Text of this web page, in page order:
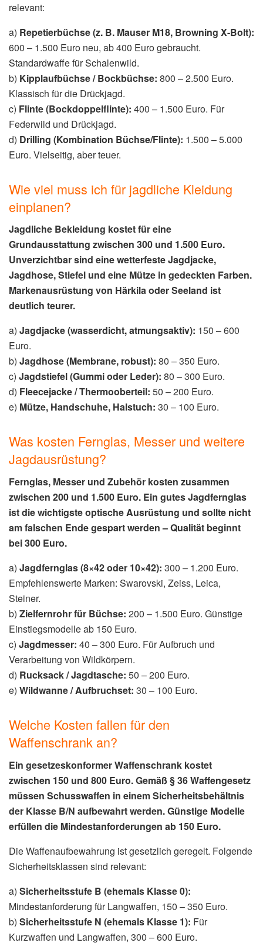
relevant:
a) Repetierbüchse (z. B. Mauser M18, Browning X-Bolt):
600 – 1.500 Euro neu, ab 400 Euro gebraucht.
Standardwaffe für Schalenwild.
b) Kipplaufbüchse / Bockbüchse: 800 – 2.500 Euro.
Klassisch für die Drückjagd.
c) Flinte (Bockdoppelflinte): 400 – 1.500 Euro. Für
Federwild und Drückjagd.
d) Drilling (Kombination Büchse/Flinte): 1.500 – 5.000
Euro. Vielseitig, aber teuer.
Wie viel muss ich für jagdliche Kleidung
einplanen?
Jagdliche Bekleidung kostet für eine
Grundausstattung zwischen 300 und 1.500 Euro.
Unverzichtbar sind eine wetterfeste Jagdjacke,
Jagdhose, Stiefel und eine Mütze in gedeckten Farben.
Markenausrüstung von Härkila oder Seeland ist
deutlich teurer.
a) Jagdjacke (wasserdicht, atmungsaktiv): 150 – 600
Euro.
b) Jagdhose (Membrane, robust): 80 – 350 Euro.
c) Jagdstiefel (Gummi oder Leder): 80 – 300 Euro.
d) Fleecejacke / Thermooberteil: 50 – 200 Euro.
e) Mütze, Handschuhe, Halstuch: 30 – 100 Euro.
Was kosten Fernglas, Messer und weitere
Jagdausrüstung?
Fernglas, Messer und Zubehör kosten zusammen
zwischen 200 und 1.500 Euro. Ein gutes Jagdfernglas
ist die wichtigste optische Ausrüstung und sollte nicht
am falschen Ende gespart werden – Qualität beginnt
bei 300 Euro.
a) Jagdfernglas (8×42 oder 10×42): 300 – 1.200 Euro.
Empfehlenswerte Marken: Swarovski, Zeiss, Leica,
Steiner.
b) Zielfernrohr für Büchse: 200 – 1.500 Euro. Günstige
Einstiegsmodelle ab 150 Euro.
c) Jagdmesser: 40 – 300 Euro. Für Aufbruch und
Verarbeitung von Wildkörpern.
d) Rucksack / Jagdtasche: 50 – 200 Euro.
e) Wildwanne / Aufbruchset: 30 – 100 Euro.
Welche Kosten fallen für den
Waffenschrank an?
Ein gesetzeskonformer Waffenschrank kostet
zwischen 150 und 800 Euro. Gemäß § 36 Waffengesetz
müssen Schusswaffen in einem Sicherheitsbehältnis
der Klasse B/N aufbewahrt werden. Günstige Modelle
erfüllen die Mindestanforderungen ab 150 Euro.
Die Waffenaufbewahrung ist gesetzlich geregelt. Folgende
Sicherheitsklassen sind relevant:
a) Sicherheitsstufe B (ehemals Klasse 0):
Mindestanforderung für Langwaffen, 150 – 350 Euro.
b) Sicherheitsstufe N (ehemals Klasse 1): Für
Kurzwaffen und Langwaffen, 300 – 600 Euro.